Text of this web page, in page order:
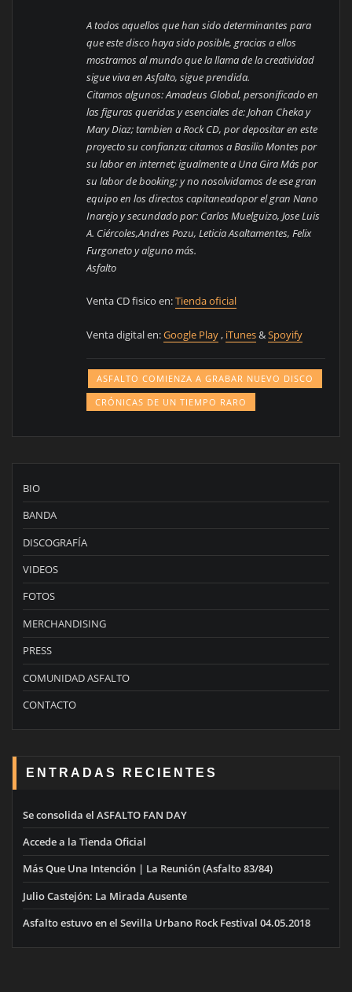
A todos aquellos que han sido determinantes para
que este disco haya sido posible, gracias a ellos
mostramos al mundo que la llama de la creatividad
sigue viva en Asfalto, sigue prendida.
Citamos algunos: Amadeus Global, personificado en
las figuras queridas y esenciales de: Johan Cheka y
Mary Diaz; tambien a Rock CD, por depositar en este
proyecto su confianza; citamos a Basilio Montes por
su labor en internet; igualmente a Una Gira Más por
su labor de booking; y no nosolvidamos de ese gran
equipo en los directos capitaneadopor el gran Nano
Inarejo y secundado por: Carlos Muelguizo, Jose Luis
A. Ciércoles,Andres Pozu, Leticia Asaltamentes, Felix
Furgoneto y alguno más.
Asfalto
Venta CD fisico en:Tienda oficial
Venta digital en:Google Play , iTunes&Spoyify
ASFALTO COMIENZA A GRABAR NUEVO DISCO
CRÓNICAS DE UN TIEMPO RARO
BIO
BANDA
DISCOGRAFÍA
VIDEOS
FOTOS
MERCHANDISING
PRESS
COMUNIDAD ASFALTO
CONTACTO
ENTRADAS RECIENTES
Se consolida el ASFALTO FAN DAY
Accede a la Tienda Oficial
Más Que Una Intención | La Reunión (Asfalto 83/84)
Julio Castejón: La Mirada Ausente
Asfalto estuvo en el Sevilla Urbano Rock Festival 04.05.2018